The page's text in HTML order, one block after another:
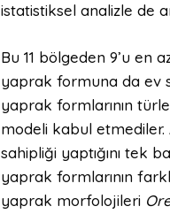
istatistiksel analizle de
Bu 11 bölgeden 9’u
yaprak formuna da ev
yaprak formlarının
modeli kabul
sahipliği yaptığını tek
yaprak formlarının
yaprak morfolojileri